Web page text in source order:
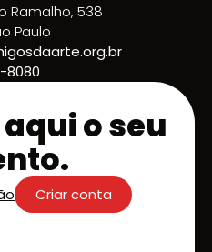
Ramalho, 538
Paulo
8080
o seu
Criar conta